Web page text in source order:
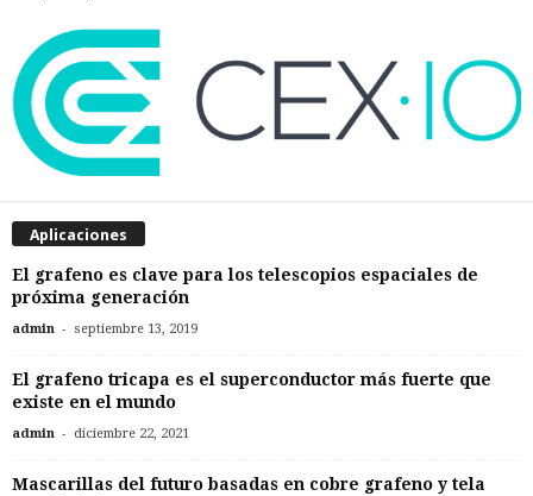
Aplicaciones
El grafeno es clave para los telescopios espaciales de
próxima generación
admin - septiembre 13, 2019
El grafeno tricapa es el superconductor más fuerte que
existe en el mundo
admin - diciembre 22, 2021
Mascarillas del futuro basadas en cobre grafeno y tela